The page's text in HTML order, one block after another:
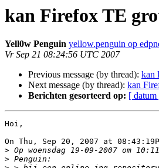
kan Firefox TE
Yell0w Penguin yellow.penguin op
Vr Sep 21 08:24:56 UTC 2007
Previous message (by thread): kan
Next message (by thread): kan
Berichten gesorteerd op: [ datum
Hoi,
On Thu, Sep 20, 2007 at
>
>